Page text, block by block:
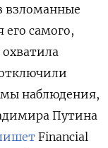
взломанные
самого,
наблюдения,
Путина
Financial